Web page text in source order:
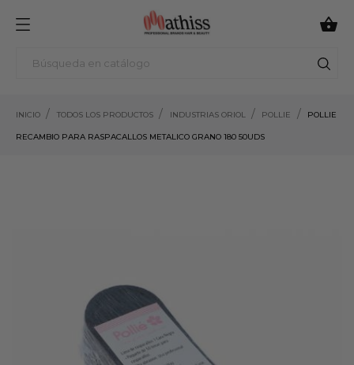

INICIO TODOS LOS PRODUCTOS INDUSTRIAS ORIOL POLLIE POLLIE
RECAMBIO PARA RASPACALLOS METALICO GRANO 180 50UDS